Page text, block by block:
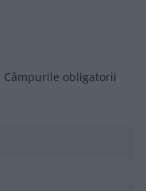
Câmpurile obligatorii